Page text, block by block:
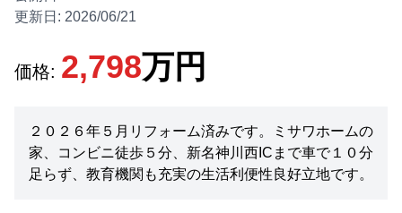
更新日: 2026/06/21
価格: 2,798万円
２０２６年５月リフォーム済みです。ミサワホームの
家、コンビニ徒歩５分、新名神川西ICまで車で１０分
足らず、教育機関も充実の生活利便性良好立地です。